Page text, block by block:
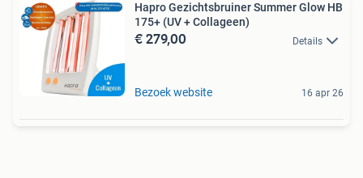
Hapro Gezichtsbruiner Summer Glow HB
175+ (UV + Collageen)
€ 279,00 Details
Bezoek website 16 apr 26